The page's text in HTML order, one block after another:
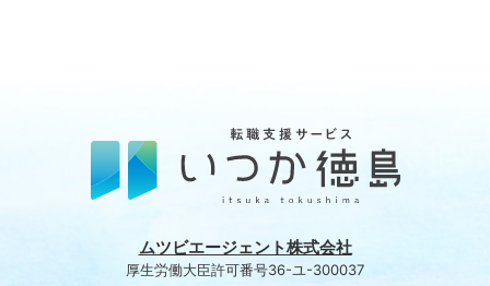
ムツビエージェント株式会社
厚生労働大臣許可番号36-ユ-300037